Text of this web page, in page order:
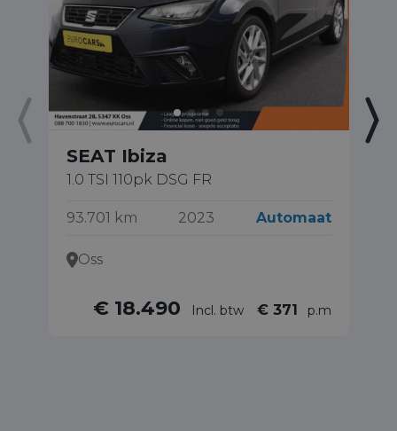
SEAT Ibiza
1.0 TSI 110pk DSG FR
93.701 km 2023 Automaat
Oss
€ 18.490 Incl. btw € 371 p.m